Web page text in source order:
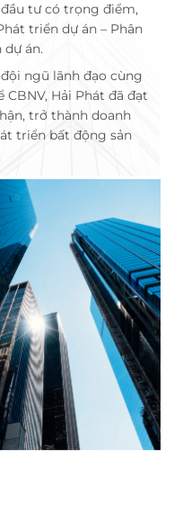
tư có trọng điểm,
triển dự án – Phân
dự án.
ngũ lãnh đạo cùng
Hải Phát đã đạt
trở thành doanh
triển bất động sản